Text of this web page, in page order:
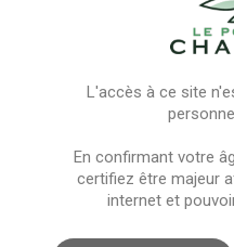
L'accès à ce site
En confirmant votre
certifiez être majeur
internet et